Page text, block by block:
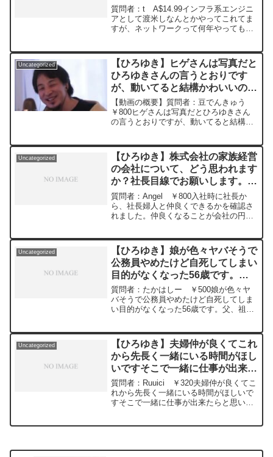
タンスの熟練度になりません。違
う領域にでも挑戦した方が良い？
ー ひろゆき切り抜き
質問者：t A$14.99インフラ系エンジニ
アとして渡米しなんとかやってこれてま
すが、ネットワークって何年やっても私
ない領域があるし、新しく出るし、いつ
になったらガッツ...
Uncategorized
【ひろゆき】ヒゲさんは写真だと
ひろゆきさんの言うとおりです
が、動いてると結構かわいいので
す!今度から死んだ魚のの後に動
くとかわいいを追加して下さい！
ー ひろゆき切り抜き
【動画の概要】質問者：豆でんきゅう
￥800ヒゲさんは写真だとひろゆきさん
の言うとおりですが、動いてると結構か
*******************************...
Uncategorized
【ひろゆき】株式会社の家族経営
の会社について、どう思われます
か？社長目線でお願いします。
ー ひろゆき切り抜き
20240516
質問者：Angel ￥800入社時に社長か
ら、社長婦人と仲良くできるかを確認さ
れました。仲良くなることが会社の円滑
人事業主ではなく、株式会社です。家族
経営の会社について...
Uncategorized
【ひろゆき】娘が色々ヤバそうで
公務員やめたけど自死してしまい
目的がなくなった56歳です。自
分の寿命を還暦くらいかなーと思
いますが妥当だと思いますか？
ー ひろゆき切り抜き
質問者：たかはしー ￥500娘が色々ヤ
バそうで公務員やめたけど自死してしま
い目的がなくなった56歳です。父、祖父
が妥当だと思いますか？元動画：知らな
くてもクイズを正解するパターン。CH'TI
BLONDEを呑みながら 2024/03/14
J21
https://www.youtube.com/watch?
v=4Qas26IBYfk*****************************
*************ひろゆきさんの動画で、寄せ
られた質問について、一問一答形式にし
な？と気になったことがあれば、下記の
Uncategorized
【ひろゆき】夫婦仲が良くてこれ
から先長く一緒にいる時間がほし
いですそこで一緒に仕事が出来た
らと思いますがどう思いますか
ー ひろゆき切り抜き
20240228
質問者：Ruuici ￥320夫婦仲が良くてこ
れから先長く一緒にいる時間がほしいで
すそこで一緒に仕事が出来たらと思いま
v=GK3quBgoXnQ***************************